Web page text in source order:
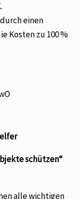
einen
Kosten zu 100 %
schützen“
alle wichtigen